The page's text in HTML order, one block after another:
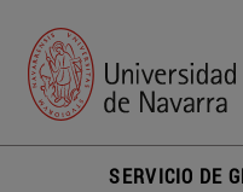
SERVICIO DE